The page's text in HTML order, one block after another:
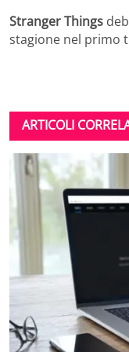
Stranger Things
stagione nel primo
ARTICOLI